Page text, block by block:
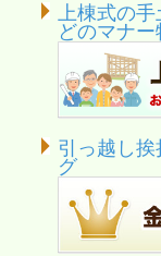
上棟式の
どのマナー
引っ越し
グ